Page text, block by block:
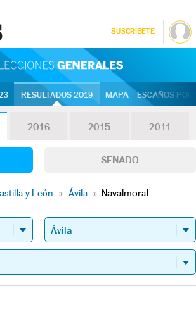
SUSCRÍBETE
RESULTADOS 2019 MAPA ESCAÑOS
2016 2015 2011
SENADO
y León » Ávila » Navalmoral